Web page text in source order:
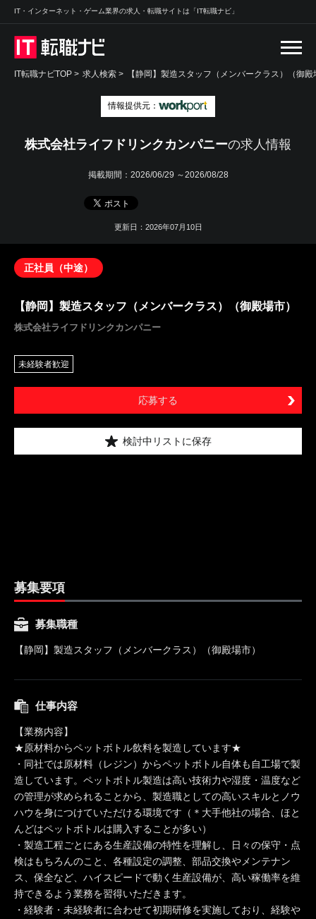
IT・インターネット・ゲーム業界の求人・転職サイトは「IT転職ナビ」
IT転職ナビTOP > 求人検索 > 【静岡】製造スタッフ（メンバークラス）（御
情報提供元：
株式会社ライフドリンクカンパニーの求人情報
掲載期間： 2026/06/29 ～2026/08/28
更新日：2026年07月10日
正社員（中途）
【静岡】製造スタッフ（メンバークラス）（御殿場市）
株式会社ライフドリンクカンパニー
未経験者歓迎
応募する
検討中リストに保存
募集要項
募集職種
【静岡】製造スタッフ（メンバークラス）（御殿場市）
仕事内容
【業務内容】
★原材料からペットボトル飲料を製造しています★
・同社では原材料（レジン）からペットボトル自体も自工場で製
造しています。ペットボトル製造は高い技術力や湿度・温度など
の管理が求められることから、製造職としての高いスキルとノウ
ハウを身につけていただける環境です（＊大手他社の場合、ほと
んどはペットボトルは購入することが多い）
・製造工程ごとにある生産設備の特性を理解し、日々の保守・点
検はもちろんのこと、各種設定の調整、部品交換やメンテナン
ス、保全など、ハイスピードで動く生産設備が、高い稼働率を維
持できるよう業務を習得いただきます。
・経験者・未経験者に合わせて初期研修を実施しており、経験や